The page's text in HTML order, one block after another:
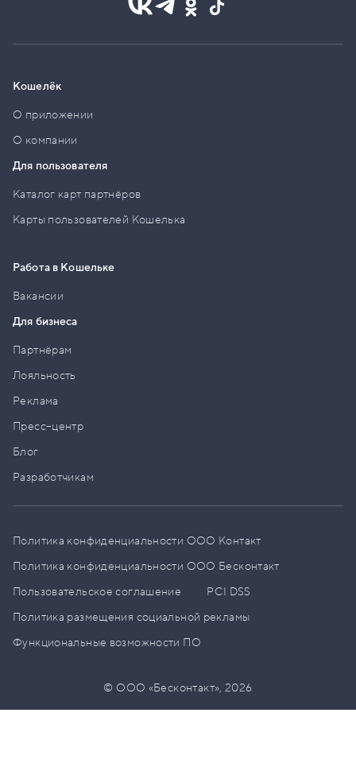
Кошелёк
О приложении
О компании
Для пользователя
Каталог карт партнёров
Карты пользователей Кошелька
Работа в Кошельке
Вакансии
Для бизнеса
Партнёрам
Лояльность
Реклама
Пресс–центр
Блог
Разработчикам
Политика конфиденциальности ООО Контакт
Политика конфиденциальности ООО Бесконтакт
Пользовательское соглашение
PCI DSS
Политика размещения социальной рекламы
Функциональные возможности ПО
© ООО «Бесконтакт»,2026